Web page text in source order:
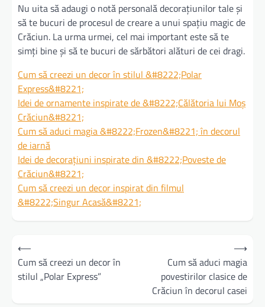
Nu uita să adaugi o notă personală decorațiunilor tale și
să te bucuri de procesul de creare a unui spațiu magic de
Crăciun. La urma urmei, cel mai important este să te
simți bine și să te bucuri de sărbători alături de cei dragi.
Cum să creezi un decor în stilul &#8222;Polar
Express&#8221;
Idei de ornamente inspirate de &#8222;Călătoria lui Moș
Crăciun&#8221;
Cum să aduci magia &#8222;Frozen&#8221; în decorul
de iarnă
Idei de decorațiuni inspirate din &#8222;Poveste de
Crăciun&#8221;
Cum să creezi un decor inspirat din filmul
&#8222;Singur Acasă&#8221;
Navigare
în
articole
⟵
Cum să creezi un decor în
stilul „Polar Express”
Cum să aduci magia
povestirilor clasice de
Crăciun în decorul casei
⟶